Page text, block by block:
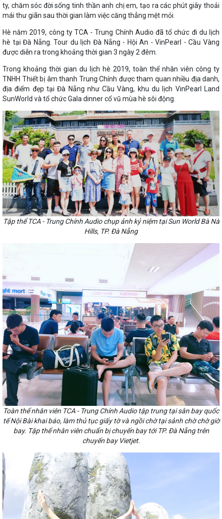
ty, chăm sóc đời sống tinh thần anh chị em, tạo ra các phút giây thoải
mái thư giãn sau thời gian làm việc căng thẳng mệt mỏi.
Hè năm 2019, công ty TCA - Trung Chính Audio đã tổ chức đi du lịch
hè tại Đà Nẵng. Tour du lịch Đà Nẵng - Hội An - VinPearl - Cầu Vàng
được diễn ra trong khoảng thời gian 3 ngày 2 đêm.
Trong khoảng thời gian du lịch hè 2019, toàn thể nhân viên công ty
TNHH Thiết bị âm thanh Trung Chính được tham quan nhiều địa danh,
địa điểm đẹp tại Đà Nẵng như Cầu Vàng, khu du lịch VinPearl Land
SunWorld và tổ chức Gala dinner cổ vũ mùa hè sôi động.
Tập thể TCA - Trung Chính Audio chụp ảnh kỷ niệm tại Sun World Bà Nà
Hills, TP. Đà Nẵng
Toàn thể nhân viên TCA - Trung Chính Audio tập trung tại sân bay quốc
tế Nội Bài khai báo, làm thủ tục giấy tờ và ngồi chờ tại sảnh chờ chờ giờ
bay. Tập thể nhân viên chuẩn bị chuyến bay tới TP. Đà Nẵng trên
chuyến bay Vietjet.